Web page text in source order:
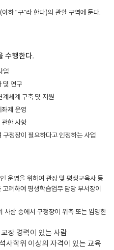
하 “구”라 한다)의 관할 구역에 둔다.
수행한다.
업
및 연구
체계 구축 및 지원
제 운영
한 사항
청장이 필요하다고 인정하는 사업
운영을 위하여 관장 및 평생교육사 등
려하여 평생학습업무 담당 부서장이
람 중에서 구청장이 위촉 또는 임명한
장 경력이 있는 사람
사학위 이상의 자격이 있는 교육